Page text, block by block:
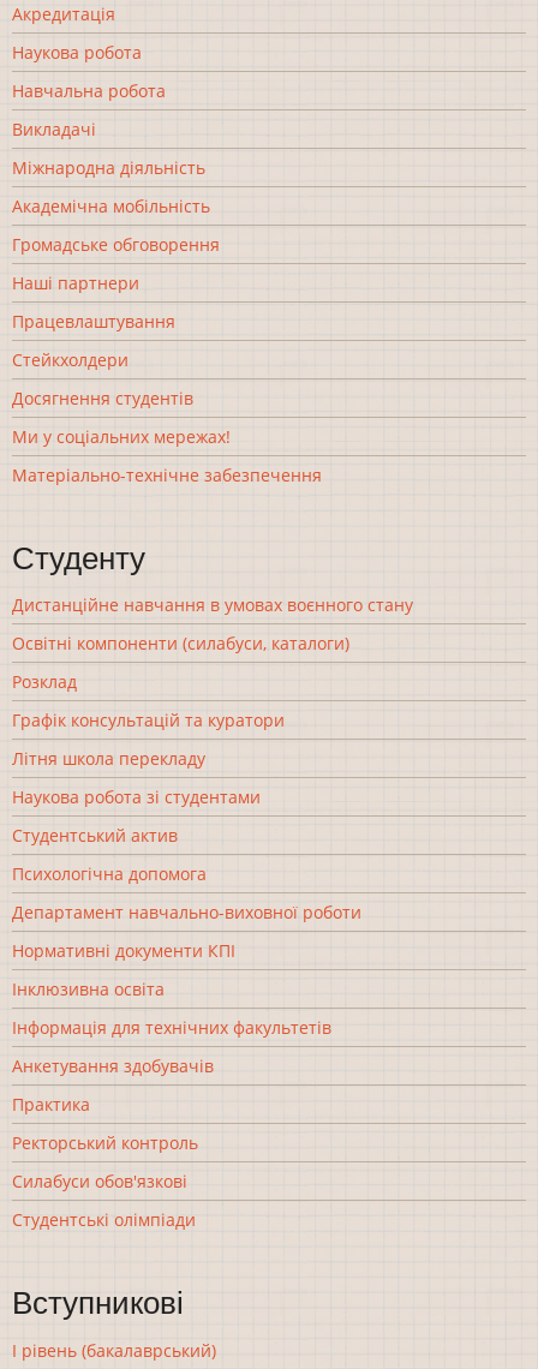
Акредитація
Наукова робота
Навчальна робота
Викладачі
Міжнародна діяльність
Академічна мобільність
Громадське обговорення
Наші партнери
Працевлаштування
Стейкхолдери
Досягнення студентів
Ми у соціальних мережах!
Матеріально-технічне забезпечення
Студенту
Дистанційне навчання в умовах воєнного стану
Освітні компоненти (силабуси, каталоги)
Розклад
Графік консультацій та куратори
Літня школа перекладу
Наукова робота зі студентами
Студентський актив
Психологічна допомога
Департамент навчально-виховної роботи
Нормативні документи КПІ
Інклюзивна освіта
Інформація для технічних факультетів
Анкетування здобувачів
Практика
Ректорський контроль
Силабуси обов'язкові
Студентські олімпіади
Вступникові
І рівень (бакалаврський)